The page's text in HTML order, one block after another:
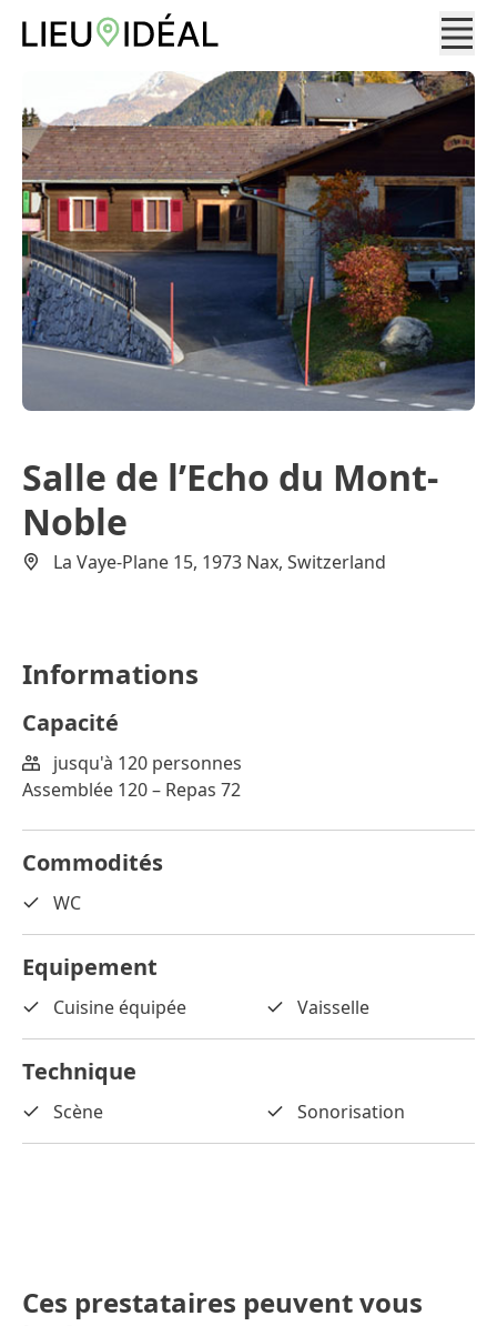
Salle de l’Echo du Mont-
Noble
La Vaye-Plane 15, 1973 Nax, Switzerland
Informations
Capacité
jusqu'à 120 personnes
Assemblée 120 – Repas 72
Commodités
WC
Equipement
Cuisine équipée Vaisselle
Technique
Scène Sonorisation
Ces prestataires peuvent vous